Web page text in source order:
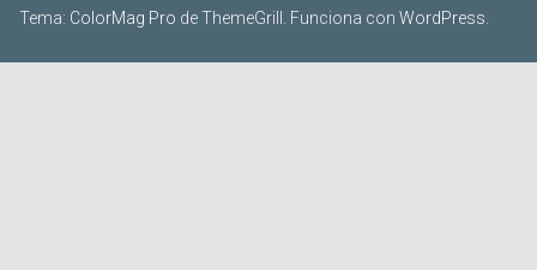
Tema: ColorMag Pro de ThemeGrill. Funciona con WordPress.